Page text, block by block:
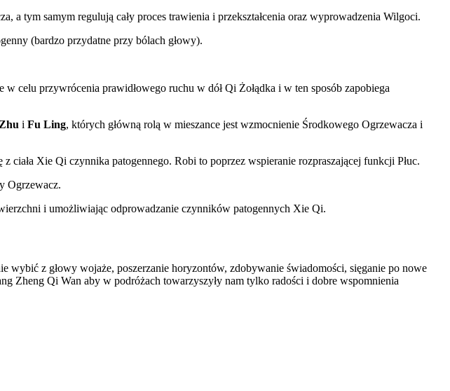
a tym samym regulują cały proces trawienia i przekształcenia oraz wyprowadzenia Wilgoci.
(bardzo przydatne przy bólach głowy).
w celu przywrócenia prawidłowego ruchu w dół Qi Żołądka i w ten sposób zapobiega
i Fu Ling, których główną rolą w mieszance jest wzmocnienie Środkowego Ogrzewacza i
ciała Xie Qi czynnika patogennego. Robi to poprzez wspieranie rozpraszającej funkcji Płuc.
Ogrzewacz.
i umożliwiając odprowadzanie czynników patogennych Xie Qi.
wybić z głowy wojaże, poszerzanie horyzontów, zdobywanie świadomości, sięganie po nowe
Zheng Qi Wan aby w podróżach towarzyszyły nam tylko radości i dobre wspomnienia